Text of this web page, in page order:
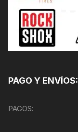
PAGO Y ENVÍOS:
PAGOS: